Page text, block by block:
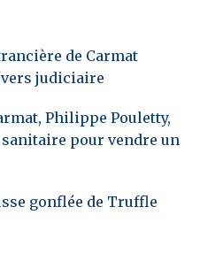
de Carmat
judiciaire
Philippe Pouletty,
pour vendre un
gonflée de Truffle